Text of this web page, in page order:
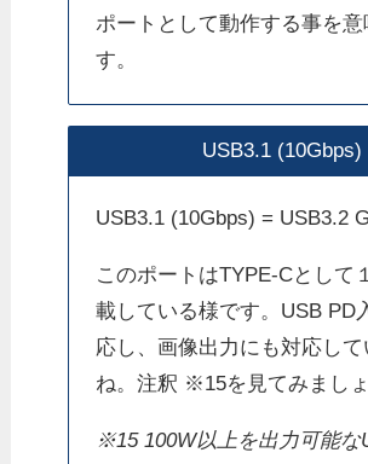
ポートとして動作する事を意
す。
USB3.1 (10Gbps)
USB3.1 (10Gbps) = USB3.2
このポートはTYPE-Cとして
載している様です。USB PD
応し、画像出力にも対応し
ね。注釈 ※15を見てみましょ
※15 100W以上を出力可能な